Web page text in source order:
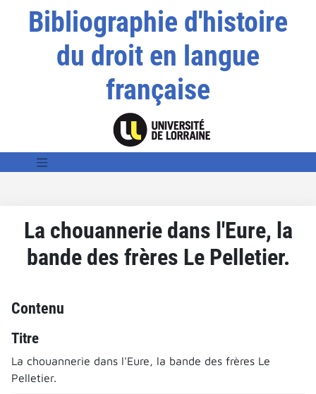
Bibliographie d'histoire
du droit en langue
française
La chouannerie dans l'Eure, la
bande des frères Le Pelletier.
Contenu
Titre
La chouannerie dans l'Eure, la bande des frères Le
Pelletier.